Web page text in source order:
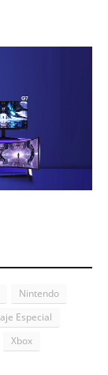
Nintendo
Especial
Xbox